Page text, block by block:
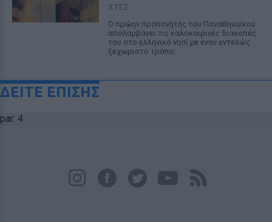
ΧΤΕΣ
Ο πρώην προπονητής του Παναθηναϊκού
απολαμβάνει τις καλοκαιρινές διακοπές
του στο ελληνικό νησί με έναν εντελώς
ξεχωριστό τρόπο.
ΔΕΙΤΕ ΕΠΙΣΗΣ
par: 4